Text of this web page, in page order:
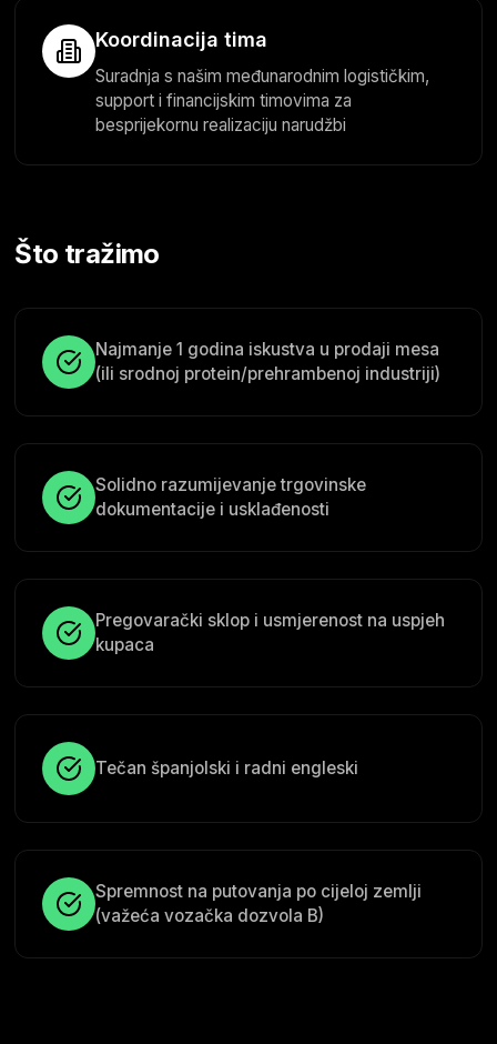
Koordinacija tima
Suradnja s našim međunarodnim logističkim,
support i financijskim timovima za
besprijekornu realizaciju narudžbi
Što tražimo
Najmanje 1 godina iskustva u prodaji mesa
(ili srodnoj protein/prehrambenoj industriji)
Solidno razumijevanje trgovinske
dokumentacije i usklađenosti
Pregovarački sklop i usmjerenost na uspjeh
kupaca
Tečan španjolski i radni engleski
Spremnost na putovanja po cijeloj zemlji
(važeća vozačka dozvola B)